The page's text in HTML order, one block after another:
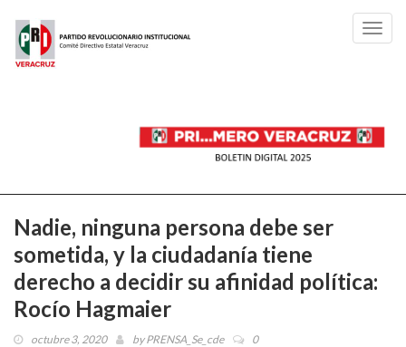
Nadie, ninguna persona debe ser
sometida, y la ciudadanía tiene
derecho a decidir su afinidad política:
Rocío Hagmaier
octubre 3, 2020 byPRENSA_Se_cde 0